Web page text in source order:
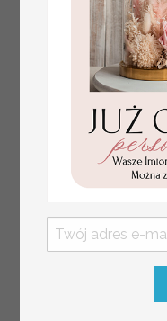
Zestawy Świąteczne
klientów biznesowych,